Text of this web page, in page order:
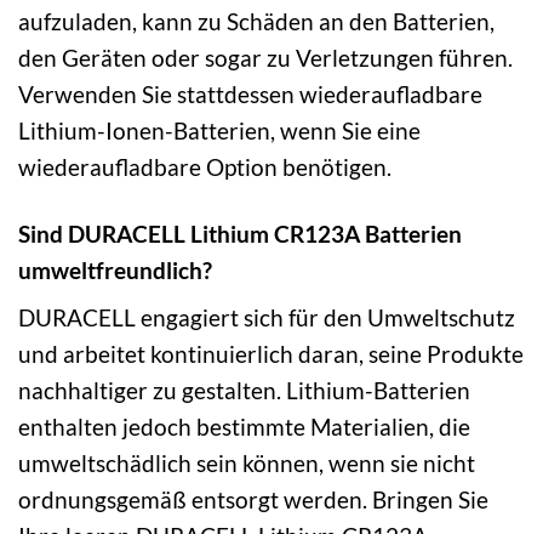
aufzuladen, kann zu Schäden an den Batterien,
den Geräten oder sogar zu Verletzungen führen.
Verwenden Sie stattdessen wiederaufladbare
Lithium-Ionen-Batterien, wenn Sie eine
wiederaufladbare Option benötigen.
Sind DURACELL Lithium CR123A Batterien
umweltfreundlich?
DURACELL engagiert sich für den Umweltschutz
und arbeitet kontinuierlich daran, seine Produkte
nachhaltiger zu gestalten. Lithium-Batterien
enthalten jedoch bestimmte Materialien, die
umweltschädlich sein können, wenn sie nicht
ordnungsgemäß entsorgt werden. Bringen Sie